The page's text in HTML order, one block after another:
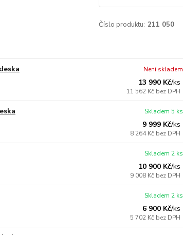
Číslo produktu: 211 050
13 990 Kč/ks
11 562 Kč bez DPH
Není skladem
9 999 Kč/ks
8 264 Kč bez DPH
Skladem 5 ks
10 900 Kč/ks
9 008 Kč bez DPH
Skladem 2 ks
6 900 Kč/ks
5 702 Kč bez DPH
Skladem 2 ks